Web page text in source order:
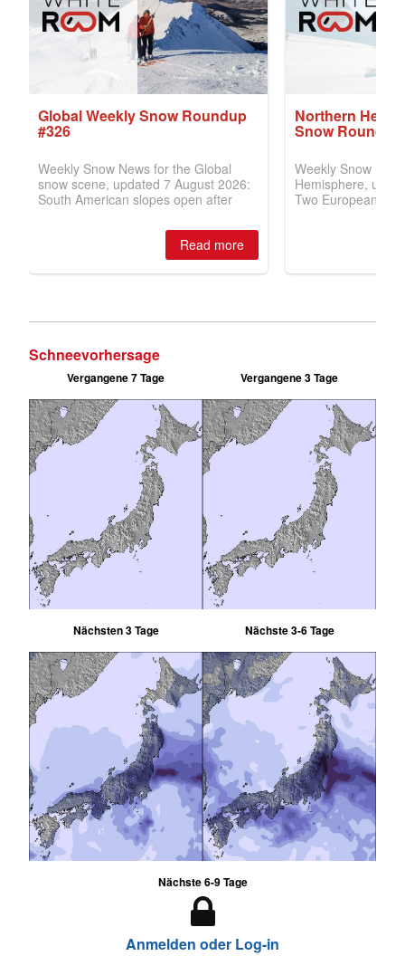
Schneevorhersage
Vergangene 7 Tage Vergangene 3 Tage
Nächsten 3 Tage Nächste 3-6 Tage
Nächste 6-9 Tage
Anmelden oder Log-in